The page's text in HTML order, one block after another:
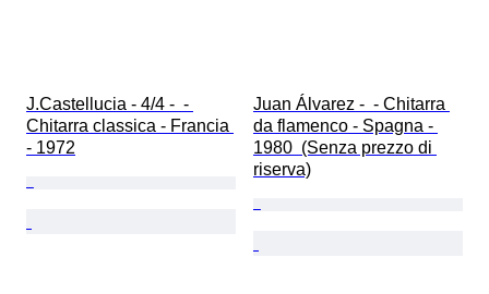
J.Castellucia - 4/4 -  -
Chitarra classica - Francia
- 1972
Juan Álvarez -  - Chitarra
da flamenco - Spagna -
1980  (Senza prezzo di
riserva)